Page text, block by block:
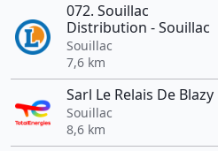
072. Souillac
Distribution - Souillac
Souillac
7,6 km
Sarl Le Relais De Blazy
Souillac
8,6 km